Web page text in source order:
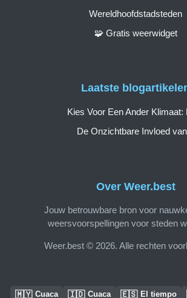
Over Weer.best
Jouw betrouwbare bron voor
weersvoorspellingen voor steden
Weer.best © 2026. Alle rechten
Wereldhoofdstadsteden
🧩 Gratis weerwidget
Laatste
Kies Voor Een Ander Klimaat:
De Onzichtbare Invloed
🇲🇾 Cuaca 🇮🇩 Cuaca 🇪🇸 El tiempo